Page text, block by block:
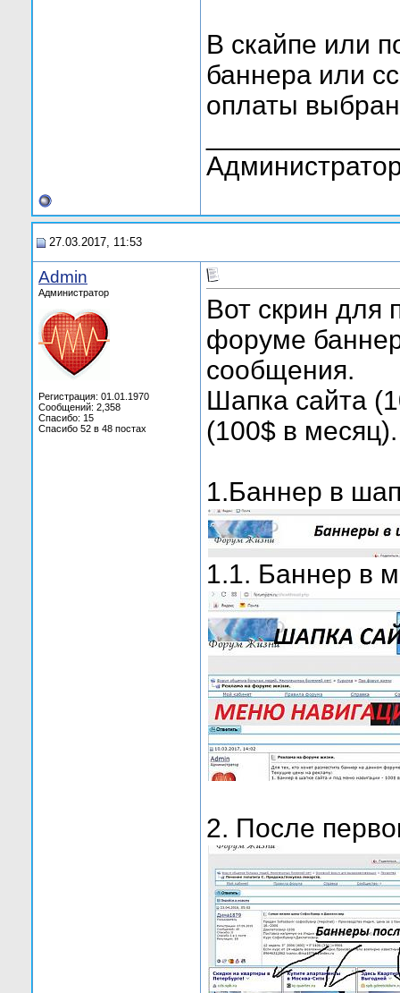
В скайпе или
баннера или
оплаты
27.03.2017, 11:53
Admin
Администратор
Регистрация: 01.01.1970
Сообщений: 2,358
Спасибо: 15
Спасибо 52 в 48 постах
Вот скрин для
форуме
сообщения.
Шапка сайта
(100$ в месяц).
1.Баннер в
1.1. Баннер в
2. После